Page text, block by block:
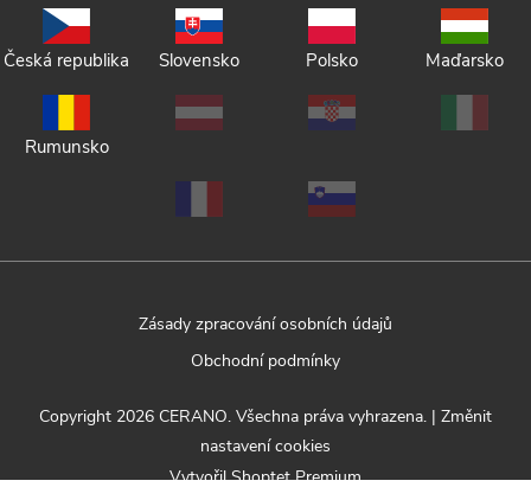
Česká republika Slovensko Polsko Maďarsko
Rumunsko
Zásady zpracování osobních údajů
Obchodní podmínky
Vytvořil Shoptet Premium
Copyright 2026 CERANO. Všechna práva vyhrazena. | Změnit
nastavení cookies